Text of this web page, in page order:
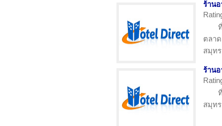
ร้านอ
ตลา
สมุท
ร้านอ
สมุท